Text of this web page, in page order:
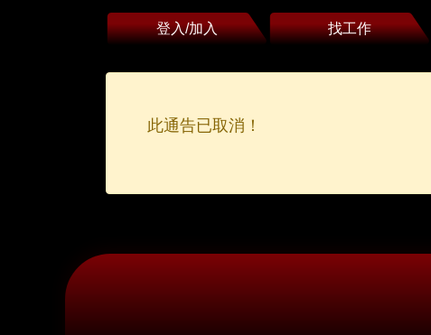
登入/加入 找工作
此通告已取消！